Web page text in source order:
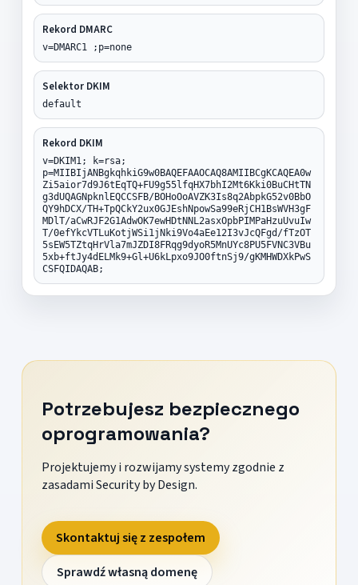
Rekord DMARC
v=DMARC1 ;p=none
Selektor DKIM
default
Rekord DKIM
v=DKIM1; k=rsa;
p=MIIBIjANBgkqhkiG9w0BAQEFAAOCAQ8AMIIBCgKCAQEA0w
Zi5aior7d9J6tEqTQ+FU9g55lfqHX7bhI2Mt6Kki0BuCHtTN
g3dUQAGNpknlEQCCSFB/BOHoOoAVZK3Is8q2AbpkG52v0BbO
QY9hDCX/TH+TpQCkY2ux0GJEshNpowSa99eRjCH1BsWVH3gF
MDlT/aCwRJF2G1AdwOK7ewHDtNNL2asxOpbPIMPaHzuUvuIw
T/0efYkcVTLuKotjWSi1jNki9Vo4aEe12I3vJcQFgd/fTzOT
5sEW5TZtqHrVla7mJZDI8FRqg9dyoR5MnUYc8PU5FVNC3VBu
5xb+ftJy4dELMk9+Gl+U6kLpxo9JO0ftnSj9/gKMHWDXkPwS
CSFQIDAQAB;
Potrzebujesz bezpiecznego
oprogramowania?
Projektujemy i rozwijamy systemy zgodnie z
zasadami Security by Design.
Skontaktuj się z zespołem
Sprawdź własną domenę